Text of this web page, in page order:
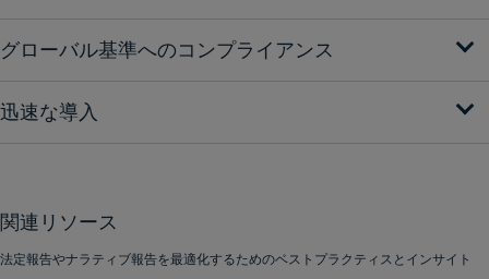
グローバル基準へのコンプライアンス
迅速な導入
関連リソース
法定報告やナラティブ報告を最適化するためのベストプラクティスとインサイト